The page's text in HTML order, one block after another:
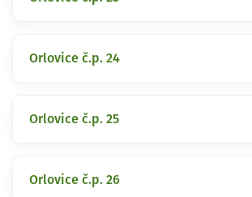
Orlovice č.p. 24
Orlovice č.p. 25
Orlovice č.p. 26